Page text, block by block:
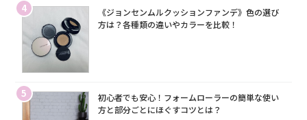
4
《ジョンセンムルクッションファンデ》色の選び
方は？各種類の違いやカラーを比較！
5
初心者でも安心！フォームローラーの簡単な使い
方と部分ごとにほぐすコツとは？